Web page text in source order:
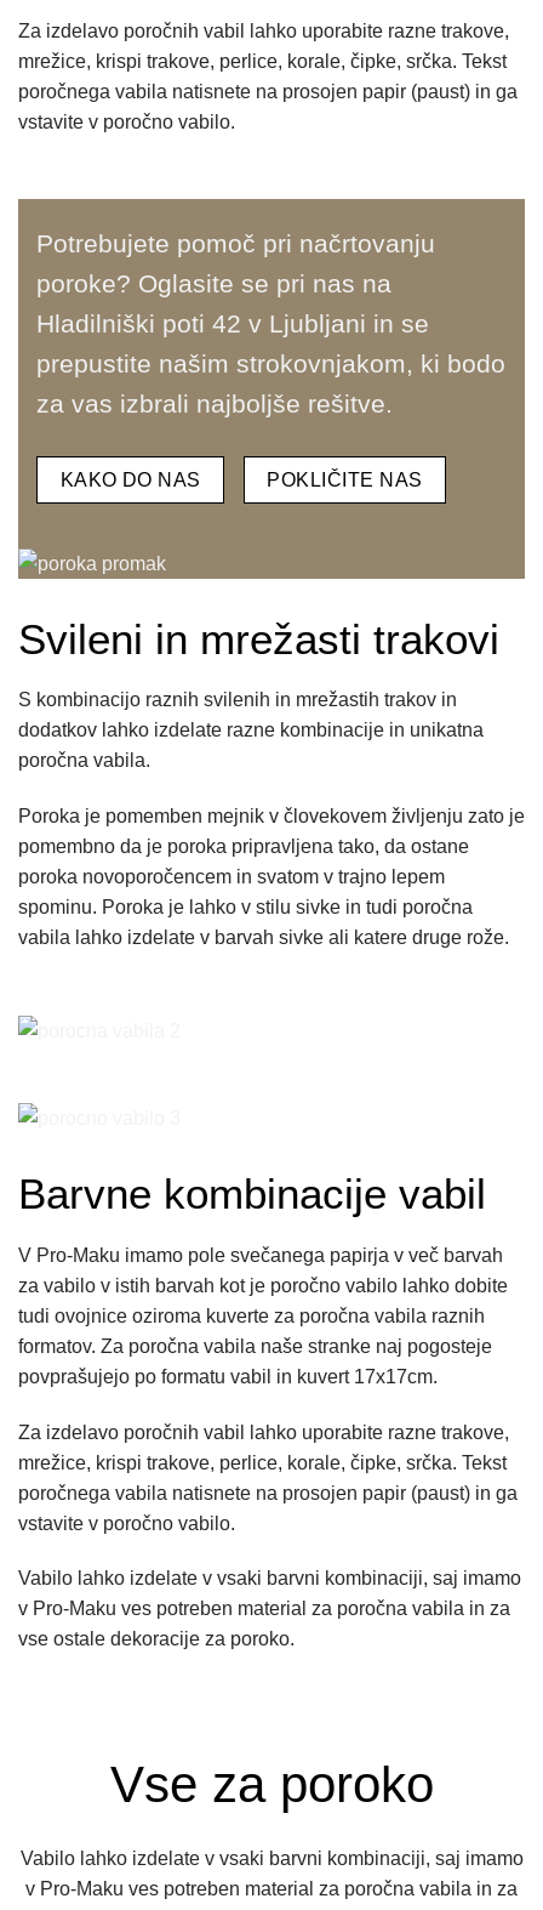
Za izdelavo poročnih vabil lahko uporabite razne trakove,
mrežice, krispi trakove, perlice, korale, čipke, srčka. Tekst
poročnega vabila natisnete na prosojen papir (paust) in ga
vstavite v poročno vabilo.
Potrebujete pomoč pri načrtovanju
poroke? Oglasite se pri nas na
Hladilniški poti 42 v Ljubljani in se
prepustite našim strokovnjakom, ki bodo
za vas izbrali najboljše rešitve.
KAKO DO NAS POKLIČITE NAS
Svileni in mrežasti trakovi
S kombinacijo raznih svilenih in mrežastih trakov in
dodatkov lahko izdelate razne kombinacije in unikatna
poročna vabila.
Poroka je pomemben mejnik v človekovem življenju zato je
pomembno da je poroka pripravljena tako, da ostane
poroka novoporočencem in svatom v trajno lepem
spominu. Poroka je lahko v stilu sivke in tudi poročna
vabila lahko izdelate v barvah sivke ali katere druge rože.
Barvne kombinacije vabil
V Pro-Maku imamo pole svečanega papirja v več barvah
za vabilo v istih barvah kot je poročno vabilo lahko dobite
tudi ovojnice oziroma kuverte za poročna vabila raznih
formatov. Za poročna vabila naše stranke naj pogosteje
povprašujejo po formatu vabil in kuvert 17x17cm.
Za izdelavo poročnih vabil lahko uporabite razne trakove,
mrežice, krispi trakove, perlice, korale, čipke, srčka. Tekst
poročnega vabila natisnete na prosojen papir (paust) in ga
vstavite v poročno vabilo.
Vabilo lahko izdelate v vsaki barvni kombinaciji, saj imamo
v Pro-Maku ves potreben material za poročna vabila in za
vse ostale dekoracije za poroko.
Vse za poroko
Vabilo lahko izdelate v vsaki barvni kombinaciji, saj imamo
v Pro-Maku ves potreben material za poročna vabila in za